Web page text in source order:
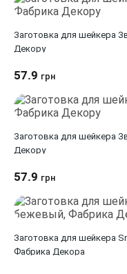
Заготовка для шейкера
Декору
57.9 грн
Заготовка для шейкера
Декору
57.9 грн
Заготовка для шейкера
Фабрика Декора